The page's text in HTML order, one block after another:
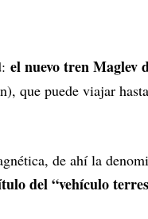
el nuevo tren Maglev
que puede viajar hasta
de ahí la
del “vehículo